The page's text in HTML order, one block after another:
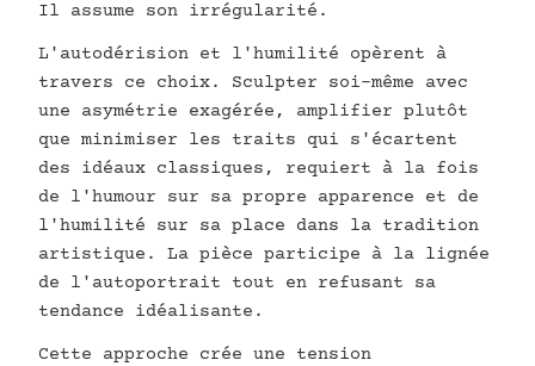
Il assume son irrégularité.
L'autodérision et l'humilité opèrent à
travers ce choix. Sculpter soi-même avec
une asymétrie exagérée, amplifier plutôt
que minimiser les traits qui s'écartent
des idéaux classiques, requiert à la fois
de l'humour sur sa propre apparence et de
l'humilité sur sa place dans la tradition
artistique. La pièce participe à la lignée
de l'autoportrait tout en refusant sa
tendance idéalisante.
Cette approche crée une tension